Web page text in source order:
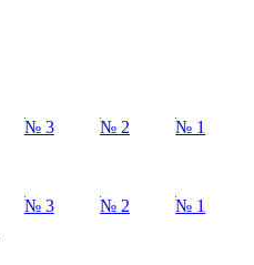
№ 3 № 2 № 1
№ 3 № 2 № 1